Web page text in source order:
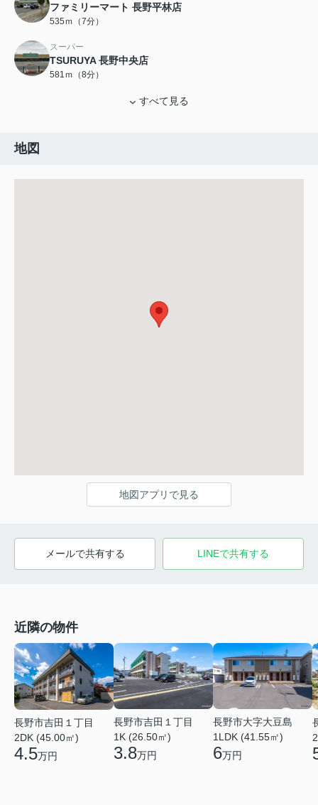
ファミリーマート 長野平林店
535ｍ（7分）
スーパー
TSURUYA 長野中央店
581ｍ（8分）
すべて見る
地図
地図アプリで見る
メールで共有する LINEで共有する
近隣の物件
長野市吉田１丁目
2DK (45.00㎡)
4.5万円
長野市吉田１丁目
1K (26.50㎡)
3.8万円
長野市大字大豆島
1LDK (41.55㎡)
6万円